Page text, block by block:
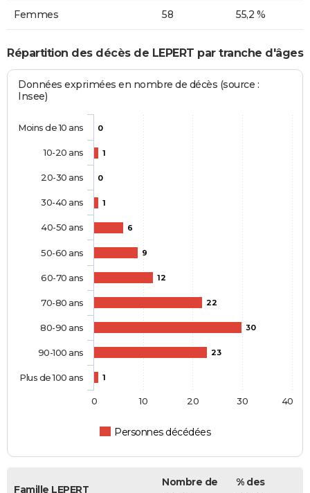
Femmes 58 55,2 %
Répartition des décès de LEPERT par tranche d'âges
Données exprimées en nombre de décès (source :
Insee)
0
1
0
1
6
9
12
22
30
23
1
Personnes décédées
Moins de 10 ans
10-20 ans
20-30 ans
30-40 ans
40-50 ans
50-60 ans
60-70 ans
70-80 ans
80-90 ans
90-100 ans
Plus de 100 ans
0 10 20 30 40
Famille LEPERT
Nombre de
% des